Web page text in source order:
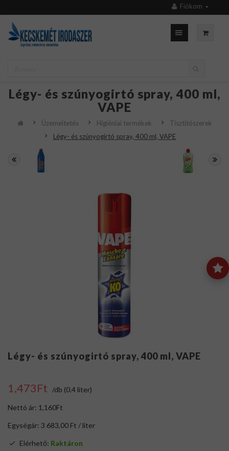
Fiókom
Légy- és szúnyogirtó spray, 400 ml,
VAPE
Üzemeltetés Higiéniai termékek
Tisztítószerek
Légy- és szúnyogirtó spray, 400 ml, VAPE
Légy- és szúnyogirtó spray, 400 ml, VAPE
1,473Ft /db (0.4 liter)
Nettó ár: 1,160Ft
Egységár: 3 683,00 Ft / liter
Elérhető: Raktáron